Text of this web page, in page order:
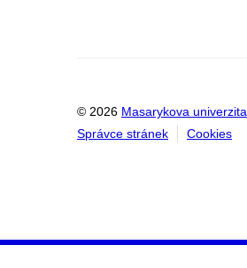
© 2026 Masarykova univerzita
Správce stránek
Cookies